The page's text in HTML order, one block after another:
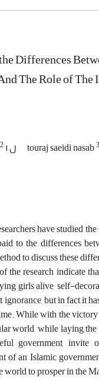
Differences
The Role of
ل ا2 touraj saeidi nasab3
have studied
to the differences
to discuss these
the research indicate
girls alive, self-
but in fact it
While with the
world, while laying
government, invite
of an Islamic
world to prosper in the